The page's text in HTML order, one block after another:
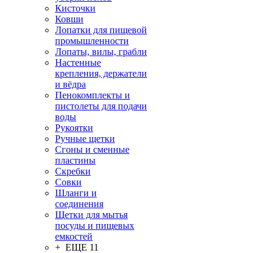
Кисточки
Ковши
Лопатки для пищевой
промышленности
Лопаты, вилы, грабли
Настенные
крепления, держатели
и вёдра
Пенокомплекты и
пистолеты для подачи
воды
Рукоятки
Ручные щетки
Сгоны и сменные
пластины
Скребки
Совки
Шланги и
соединения
Щетки для мытья
посуды и пищевых
емкостей
+ ЕЩЕ 11